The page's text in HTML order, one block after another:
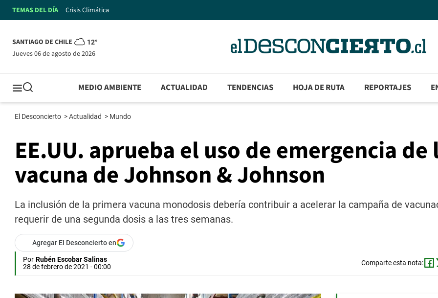
TEMAS DEL DÍA Crisis Climática
SANTIAGO DE CHILE 12°
jueves 06 de agosto de 2026
MEDIO AMBIENTE ACTUALIDAD TENDENCIAS HOJA DE RUTA REPORTAJES
El Desconcierto >Actualidad > Mundo
EE.UU. aprueba el uso de emergencia de
vacuna de Johnson & Johnson
La inclusión de la primera vacuna monodosis debería contribuir a acelerar la campaña de
requerir de una segunda dosis a las tres semanas.
Agregar El Desconcierto en
Por Rubén Escobar Salinas
28 de febrero de 2021 - 00:00
Comparte esta nota: